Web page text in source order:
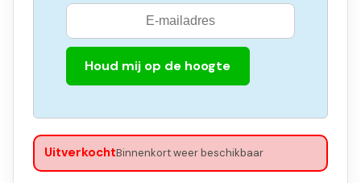
Houd mij op de hoogte
UitverkochtBinnenkort weer beschikbaar